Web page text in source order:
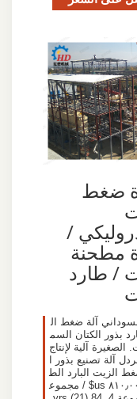
ضغط
/
مطحنة
/ طارد
آلة ضغط ال
بذور الكتان السم
آلية لإنتاج
آلة تصنيع بذور ا
الزيت البارد الط
ارد آلة ٨١٠٫٠٠ us$ / مجموع